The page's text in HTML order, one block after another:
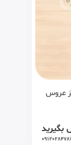
عروس
بگیرید